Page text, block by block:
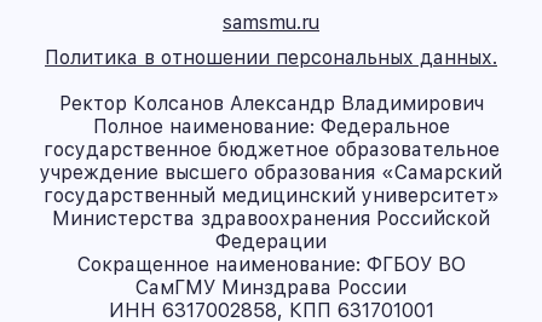
samsmu.ru
Политика в отношении персональных данных.
Ректор Колсанов Александр Владимирович
Полное наименование: Федеральное
государственное бюджетное образовательное
учреждение высшего образования «Самарский
государственный медицинский университет»
Министерства здравоохранения Российской
Федерации
Сокращенное наименование: ФГБОУ ВО
СамГМУ Минздрава России
ИНН 6317002858, КПП 631701001